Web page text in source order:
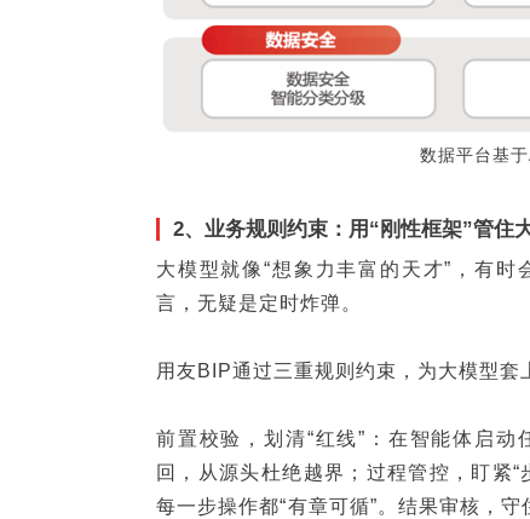
数据平台基
2、业务规则约束：用“刚性框架”管住
大模型就像“想象力丰富的天才”，有
言，无疑是定时炸弹。
用友BIP通过三重规则约束，为大模型套
前置校验，划清“红线”：在智能体启
回，从源头杜绝越界；过程管控，盯紧
每一步操作都“有章可循”。结果审核，